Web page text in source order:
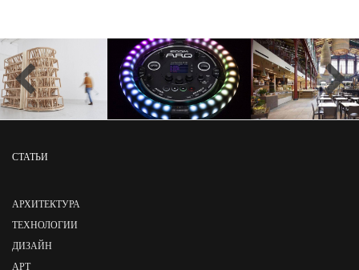
СТАТЬИ
АРХИТЕКТУРА
ТЕХНОЛОГИИ
ДИЗАЙН
АРТ